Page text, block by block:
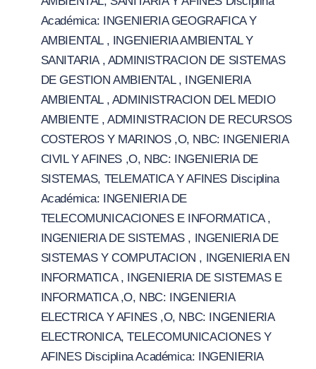
Académica: INGENIERIA GEOGRAFICA Y
AMBIENTAL , INGENIERIA AMBIENTAL Y
SANITARIA , ADMINISTRACION DE SISTEMAS
DE GESTION AMBIENTAL , INGENIERIA
AMBIENTAL , ADMINISTRACION DEL MEDIO
AMBIENTE , ADMINISTRACION DE RECURSOS
COSTEROS Y MARINOS ,O, NBC: INGENIERIA
CIVIL Y AFINES ,O, NBC: INGENIERIA DE
SISTEMAS, TELEMATICA Y AFINES Disciplina
Académica: INGENIERIA DE
TELECOMUNICACIONES E INFORMATICA ,
INGENIERIA DE SISTEMAS , INGENIERIA DE
SISTEMAS Y COMPUTACION , INGENIERIA EN
INFORMATICA , INGENIERIA DE SISTEMAS E
INFORMATICA ,O, NBC: INGENIERIA
ELECTRICA Y AFINES ,O, NBC: INGENIERIA
ELECTRONICA, TELECOMUNICACIONES Y
AFINES Disciplina Académica: INGENIERIA